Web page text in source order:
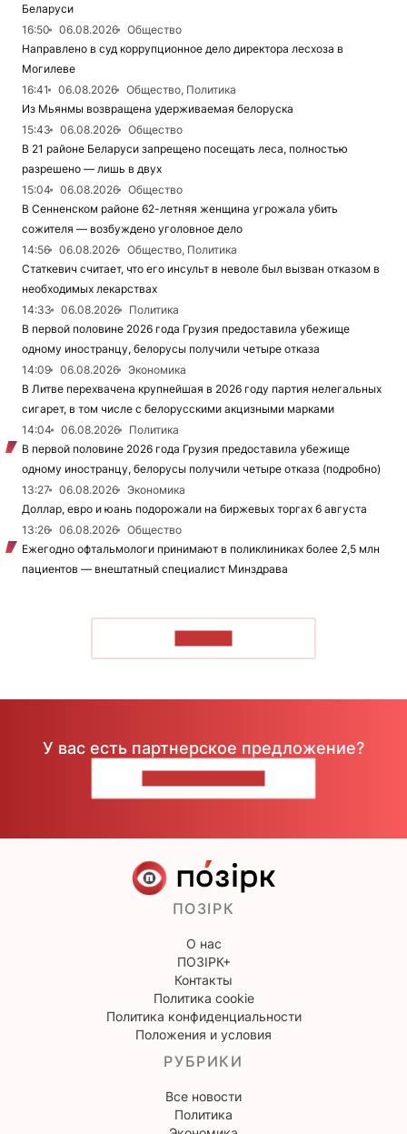
Беларуси
16:50
06.08.2026
Общество
Направлено в суд коррупционное дело директора лесхоза в
Могилеве
16:41
06.08.2026
Общество, Политика
Из Мьянмы возвращена удерживаемая белоруска
15:43
06.08.2026
Общество
В 21 районе Беларуси запрещено посещать леса, полностью
разрешено — лишь в двух
15:04
06.08.2026
Общество
В Сенненском районе 62-летняя женщина угрожала убить
сожителя — возбуждено уголовное дело
14:56
06.08.2026
Общество, Политика
Статкевич считает, что его инсульт в неволе был вызван отказом в
необходимых лекарствах
14:33
06.08.2026
Политика
В первой половине 2026 года Грузия предоставила убежище
одному иностранцу, белорусы получили четыре отказа
14:09
06.08.2026
Экономика
В Литве перехвачена крупнейшая в 2026 году партия нелегальных
сигарет, в том числе с белорусскими акцизными марками
14:04
06.08.2026
Политика
В первой половине 2026 года Грузия предоставила убежище
одному иностранцу, белорусы получили четыре отказа (подробно)
13:27
06.08.2026
Экономика
Доллар, евро и юань подорожали на биржевых торгах 6 августа
13:26
06.08.2026
Общество
Ежегодно офтальмологи принимают в поликлиниках более 2,5 млн
пациентов — внештатный специалист Минздрава
У вас есть партнерское предложение?
ПОЗІРК
О нас
ПОЗІРК+
Контакты
Политика cookie
Политика конфиденциальности
Положения и условия
РУБРИКИ
Все новости
Политика